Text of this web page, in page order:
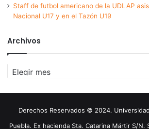
Staff de futbol americano de la UDLAP
Nacional U17 y en el Tazón U19
Archivos
Archivos
Derechos Reservados © 2024.
Puebla. Ex hacienda Sta. Catarina Mártir S/N.